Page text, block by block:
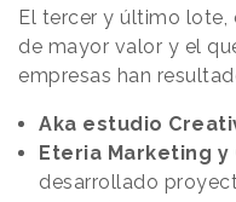
El tercer y último
de mayor valor y el
empresas han
Aka estudio
Eteria Marketing y
desarrollado